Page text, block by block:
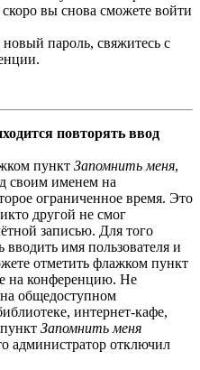
вы снова сможете войти
пароль, свяжитесь с
повторять ввод
пункт Запомнить меня,
своим именем на
ограниченное время. Это
другой не смог
записью. Для того
имя пользователя и
отметить флажком пункт
на конференцию. Не
на общедоступном
интернет-кафе,
Запомнить меня
администратор отключил